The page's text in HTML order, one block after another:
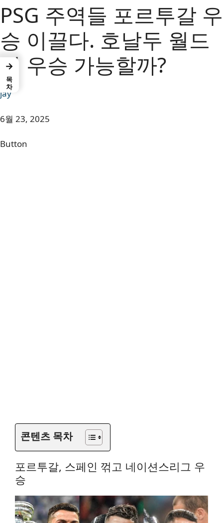
PSG 주역들 포르투갈 우
승 이끌다. 호날두 월드
컵 우승 가능할까?
jay
6월 23, 2025
Button
콘텐츠 목차
포르투갈, 스페인 꺾고 네이션스리그 우
승
→
목차